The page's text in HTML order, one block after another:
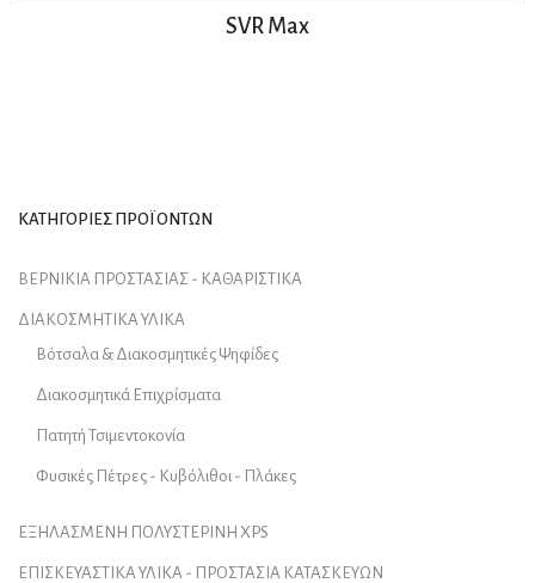
SVR Max
ΚΑΤΗΓΟΡΙΕΣ ΠΡΟΪΟΝΤΩΝ
ΒΕΡΝΙΚΙΑ ΠΡΟΣΤΑΣΙΑΣ - ΚΑΘΑΡΙΣΤΙΚΑ
ΔΙΑΚΟΣΜΗΤΙΚΑ ΥΛΙΚΑ
Βότσαλα & Διακοσμητικές Ψηφίδες
Διακοσμητικά Επιχρίσματα
Πατητή Τσιμεντοκονία
Φυσικές Πέτρες - Κυβόλιθοι - Πλάκες
ΕΞΗΛΑΣΜΕΝΗ ΠΟΛΥΣΤΕΡΙΝΗ XPS
ΕΠΙΣΚΕΥΑΣΤΙΚΑ ΥΛΙΚΑ - ΠΡΟΣΤΑΣΙΑ ΚΑΤΑΣΚΕΥΩΝ